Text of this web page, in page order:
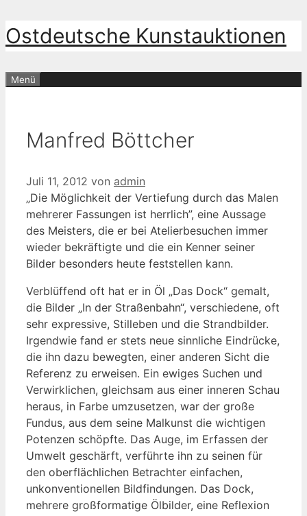
Zum
Inhalt
Ostdeutsche Kunstauktionen
Menü
Manfred Böttcher
Juli 11, 2012 von admin
„Die Möglichkeit der Vertiefung durch das Malen
mehrerer Fassungen ist herrlich”, eine Aussage
des Meisters, die er bei Atelierbesuchen immer
wieder bekräftigte und die ein Kenner seiner
Bilder besonders heute feststellen kann.
Verblüffend oft hat er in Öl „Das Dock“ gemalt,
die Bilder „In der Straßenbahn“, verschiedene, oft
sehr expressive, Stilleben und die Strandbilder.
Irgendwie fand er stets neue sinnliche Eindrücke,
die ihn dazu bewegten, einer anderen Sicht die
Referenz zu erweisen. Ein ewiges Suchen und
Verwirklichen, gleichsam aus einer inneren Schau
heraus, in Farbe umzusetzen, war der große
Fundus, aus dem seine Malkunst die wichtigen
Potenzen schöpfte. Das Auge, im Erfassen der
Umwelt geschärft, verführte ihn zu seinen für
den oberflächlichen Betrachter einfachen,
unkonventionellen Bildfindungen. Das Dock,
mehrere großformatige Ölbilder, eine Reflexion